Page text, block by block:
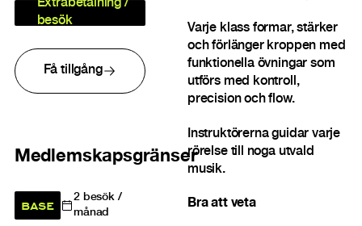
Extrabetalning /
besök
Få tillgång
Medlemskapsgränser
BASE 2besök /
månad
Varje klass formar, stärker
och förlänger kroppen med
funktionella övningar som
utförs med kontroll,
precision och flow.
Instruktörerna guidar varje
rörelse till noga utvald
musik.
Bra att veta